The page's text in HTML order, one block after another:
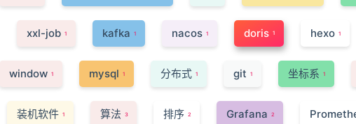
xxl-job 1 kafka 1 nacos 1 doris 1 hexo 1
window 1 mysql 1 分布式 1 git 1 坐标系 1
装机软件 1 算法 3 排序 2 Grafana 2